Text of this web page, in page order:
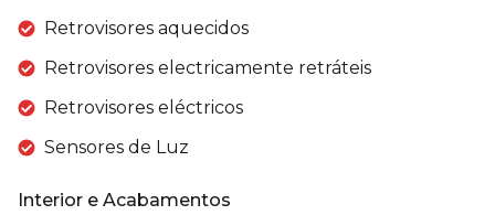
Retrovisores aquecidos
Retrovisores electricamente retráteis
Retrovisores eléctricos
Sensores de Luz
Interior e Acabamentos